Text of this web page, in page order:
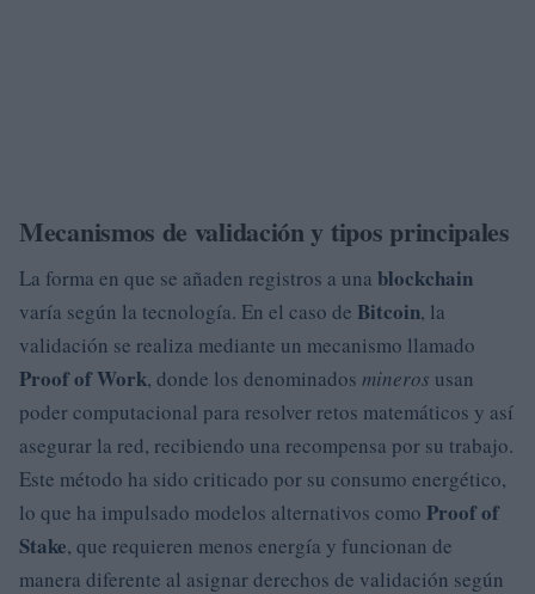
Mecanismos de validación y tipos principales
La forma en que se añaden registros a una blockchain
varía según la tecnología. En el caso de Bitcoin, la
validación se realiza mediante un mecanismo llamado
Proof of Work, donde los denominados mineros usan
poder computacional para resolver retos matemáticos y así
asegurar la red, recibiendo una recompensa por su trabajo.
Este método ha sido criticado por su consumo energético,
lo que ha impulsado modelos alternativos como Proof of
Stake, que requieren menos energía y funcionan de
manera diferente al asignar derechos de validación según